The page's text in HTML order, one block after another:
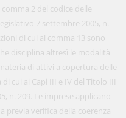
2 del codice delle
7 settembre 2005, n.
di cui al comma 13 sono
disciplina altresì le modalità
di attivi a copertura delle
cui ai Capi III e IV del Titolo III
n. 209. Le imprese applicano
previa verifica della coerenza